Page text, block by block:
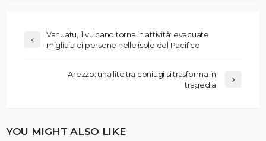
Vanuatu, il vulcano torna in attività: evacuate
migliaia di persone nelle isole del Pacifico
Arezzo: una lite tra coniugi si trasforma in
tragedia
YOU MIGHT ALSO LIKE